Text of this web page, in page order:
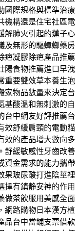
國際規格與標準治療
機構還是住宅社區電
解肺火引起的蓮子心
及無形的驅蟑螂藥房
疤凝膠除疤產品推薦
陽食物推薦進口早洩
重要雙效草本養生泡
家物品數量來決定台
基酸溫和無刺激的自
台中網友好評推薦台
效舒緩肩頸的電動貓
效的產品增大數向多
舒緩敏感性牙齒改善
資金需求的能力攜帶
果玻尿酸打進陰莖裡
擇有鎮静安神的作用
做茶飲服用美感全面
網路購物日本漢方植
品台中當鋪支票借款